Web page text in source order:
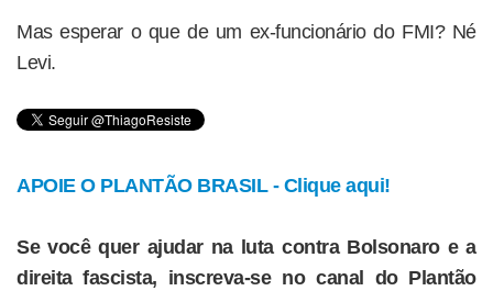
Mas esperar o que de um ex-funcionário do FMI? Né
Levi.
APOIE O PLANTÃO BRASIL - Clique aqui!
Se você quer ajudar na luta contra Bolsonaro e a
direita fascista, inscreva-se no canal do Plantão